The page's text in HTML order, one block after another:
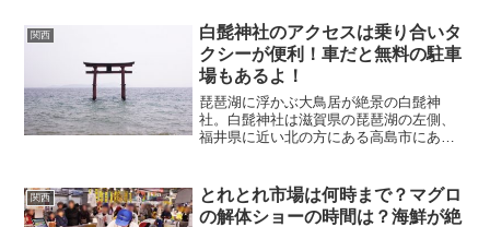
に東本宮本殿、西本宮本殿など多くの社
殿があり、厄除けの...
関西
白髭神社のアクセスは乗り合いタ
クシーが便利！車だと無料の駐車
場もあるよ！
琵琶湖に浮かぶ大鳥居が絶景の白髭神
社。白髭神社は滋賀県の琵琶湖の左側、
福井県に近い北の方にある高島市にある
く、しかも白髭神社は最寄り駅の「近江
高島駅」から歩いて30～4...
関西
とれとれ市場は何時まで？マグロ
の解体ショーの時間は？海鮮が絶